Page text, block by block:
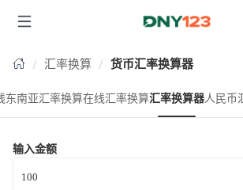
台湾
汇率换算 货币汇率换算器
东南亚汇率换算在线汇率换算汇率换算器人民币
输入金额